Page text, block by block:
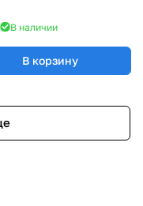
В наличии
В корзину